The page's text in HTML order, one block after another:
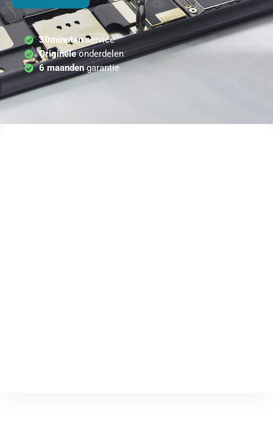
30minutenservice
Origineleonderdelen
6 maandengarantie